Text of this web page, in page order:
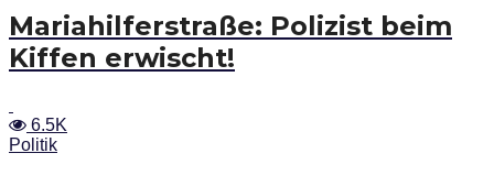
Mariahilferstraße: Polizist beim
Kiffen erwischt!
6.5K
Politik